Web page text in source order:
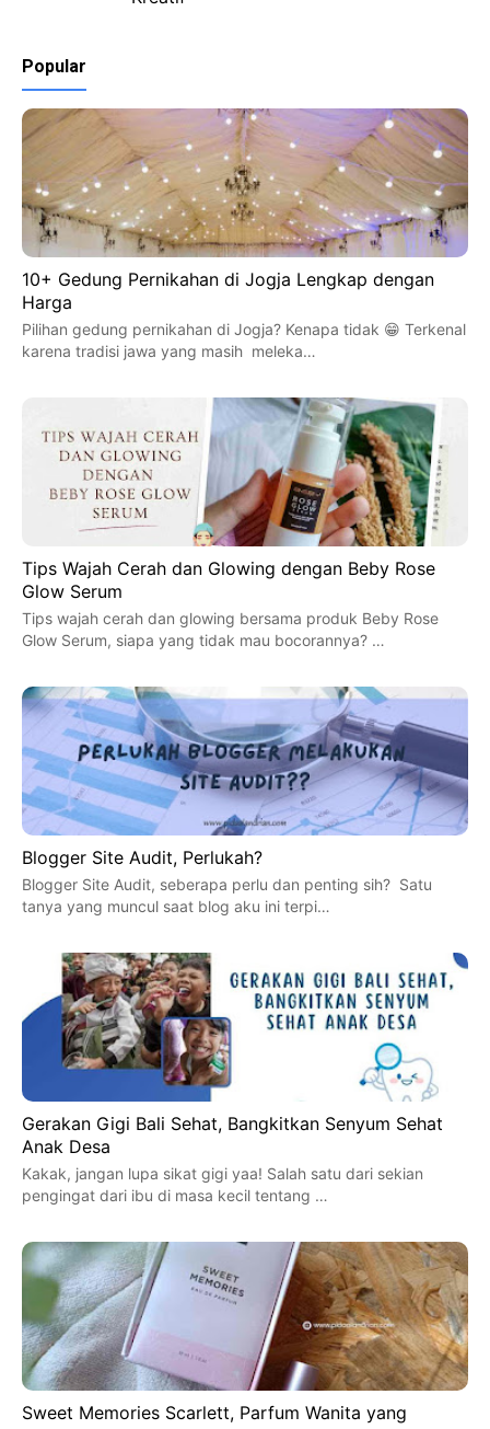
Popular
10+ Gedung Pernikahan di Jogja Lengkap dengan
Harga
Pilihan gedung pernikahan di Jogja? Kenapa tidak 😁 Terkenal
karena tradisi jawa yang masih meleka…
Tips Wajah Cerah dan Glowing dengan Beby Rose
Glow Serum
Tips wajah cerah dan glowing bersama produk Beby Rose
Glow Serum, siapa yang tidak mau bocorannya? …
Blogger Site Audit, Perlukah?
Blogger Site Audit, seberapa perlu dan penting sih? Satu
tanya yang muncul saat blog aku ini terpi…
Gerakan Gigi Bali Sehat, Bangkitkan Senyum Sehat
Anak Desa
Kakak, jangan lupa sikat gigi yaa! Salah satu dari sekian
pengingat dari ibu di masa kecil tentang …
Sweet Memories Scarlett, Parfum Wanita yang